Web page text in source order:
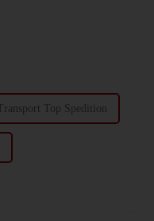
Transport Top Spedition